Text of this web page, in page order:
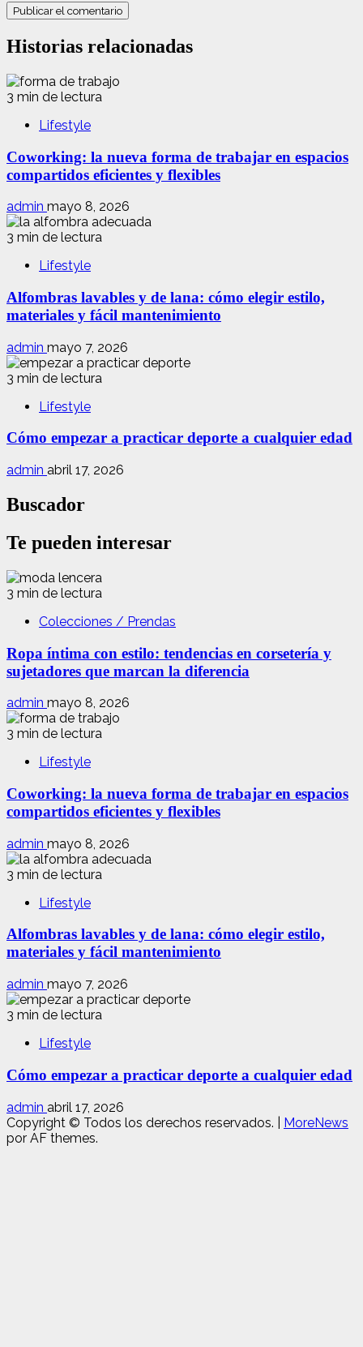
Historias relacionadas
3 min de lectura
Lifestyle
Coworking: la nueva forma de trabajar en espacios
compartidos eficientes y flexibles
admin mayo 8, 2026
3 min de lectura
Lifestyle
Alfombras lavables y de lana: cómo elegir estilo,
materiales y fácil mantenimiento
admin mayo 7, 2026
3 min de lectura
Lifestyle
Cómo empezar a practicar deporte a cualquier edad
admin abril 17, 2026
Buscador
Te pueden interesar
3 min de lectura
Colecciones / Prendas
Ropa íntima con estilo: tendencias en corsetería y
sujetadores que marcan la diferencia
admin mayo 8, 2026
3 min de lectura
Lifestyle
Coworking: la nueva forma de trabajar en espacios
compartidos eficientes y flexibles
admin mayo 8, 2026
3 min de lectura
Lifestyle
Alfombras lavables y de lana: cómo elegir estilo,
materiales y fácil mantenimiento
admin mayo 7, 2026
3 min de lectura
Lifestyle
Cómo empezar a practicar deporte a cualquier edad
admin abril 17, 2026
Copyright © Todos los derechos reservados.
MoreNews
por AF themes.